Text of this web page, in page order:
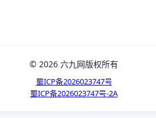
© 2026 六九网版权所有
蜀ICP备2026023747号
蜀ICP备2026023747号-2A